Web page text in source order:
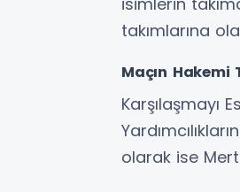
takımlarına
Maçın Hakemi
Karşılaşmayı
olarak ise Mert